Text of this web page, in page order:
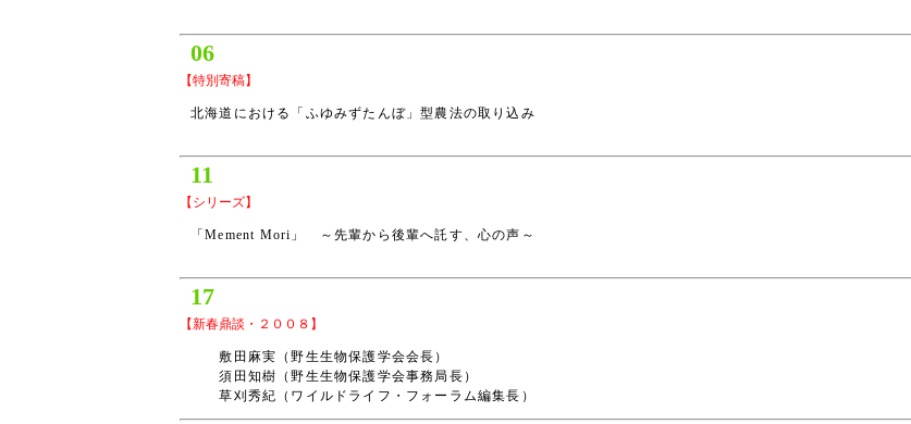
06
【特別寄稿】
北海道における「ふゆみずたんぼ」型農法の取り込み
11
【シリーズ】
「Mement Mori」 ～先輩から後輩へ託す、心の声～
17
【新春鼎談・２００８】
敷田麻実（野生生物保護学会会長）
須田知樹（野生生物保護学会事務局長）
草刈秀紀（ワイルドライフ・フォーラム編集長）